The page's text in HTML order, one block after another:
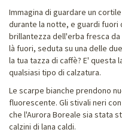
Immagina di guardare un
durante la notte, e guardi fuori
brillantezza dell'erba fresca
là fuori, seduta su una delle
la tua tazza di caffè? E' questa
qualsiasi tipo di calzatura.
Le scarpe bianche prendono
fluorescente. Gli stivali neri
che l'Aurora Boreale sia stata
calzini di lana caldi.